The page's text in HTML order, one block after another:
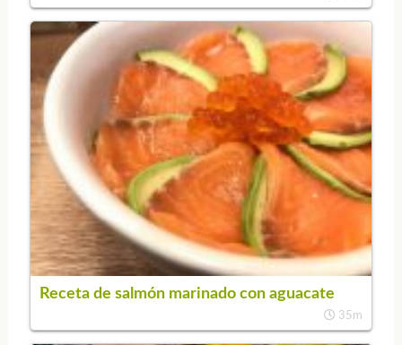
Receta de salmón marinado con aguacate
35m